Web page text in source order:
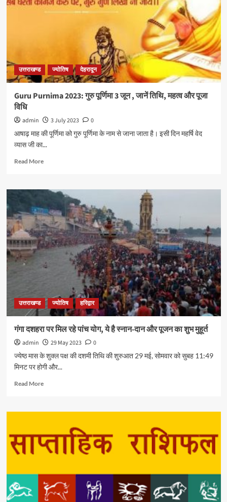
उत्तराखण्ड ज्योतिष देहरादून
Guru Purnima 2023: गुरु पूर्णिमा 3 जून , जानें तिथि, महत्व और पूजा
विधि
admin 3 July 2023
0
आषाढ़ माह की पूर्णिमा को गुरु पूर्णिमा के नाम से जाना जाता है। इसी दिन महर्षि वेद
व्यास जी का...
Read More
उत्तराखण्ड ज्योतिष हरिद्वार
गंगा दशहरा पर मिल रहे पांच योग, ये है स्नान-दान और पूजन का शुभ मुहूर्त
admin 29 May 2023
0
ज्येष्ठ मास के शुक्ल पक्ष की दशमी तिथि की शुरुआत 29 मई, सोमवार को सुबह 11:49
मिनट पर होगी और...
Read More